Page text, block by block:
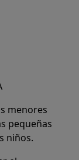
menores
pequeñas
niños.